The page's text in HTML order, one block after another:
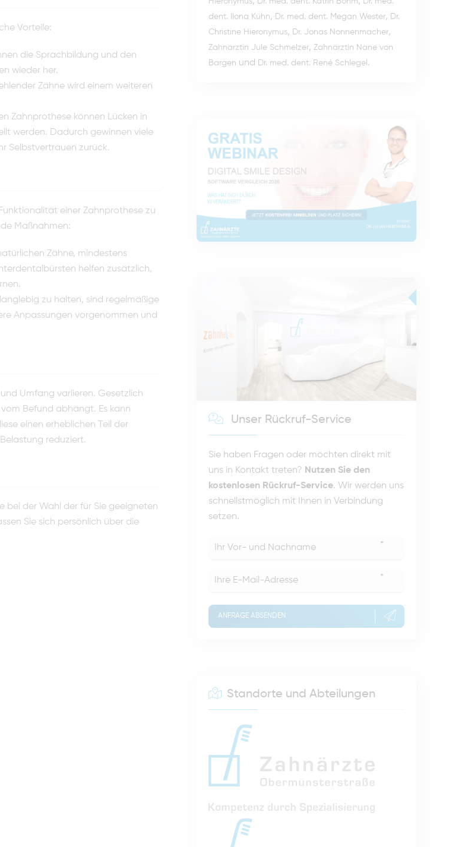
Vorteile:
die Sprachbildung und den
wieder her.
Zähne wird einem weiteren
Zahnprothese können Lücken in
werden. Dadurch gewinnen viele
Selbstvertrauen zurück.
einer Zahnprothese zu
Maßnahmen:
Zähne, mindestens
helfen zusätzlich,
zu halten, sind regelmäßige
Anpassungen vorgenommen und
Umfang variieren. Gesetzlich
Befund abhängt. Es kann
einen erheblichen Teil der
reduziert.
bei der Wahl der für Sie geeigneten
Sie sich persönlich über die
dent. Ilona Kühn, Dr. med. dent. Megan Wester, Dr.
Christine Hieronymus, Dr. Jonas Nonnenmacher,
Zahnärztin Jule Schmelzer, Zahnärztin Nane von
Bargen und Dr. med. dent. René Schlegel .
Unser Rückruf-Service
Sie haben Fragen oder möchten direkt mit
uns in Kontakt treten? Nutzen Sie den
kostenlosen Rückruf-Service. Wir werden uns
schnellstmöglich mit Ihnen in Verbindung
setzen.
*
*
ANFRAGE ABSENDEN
Standorte und Abteilungen